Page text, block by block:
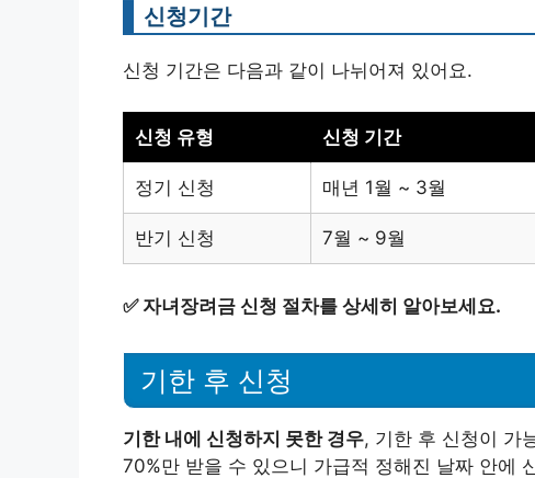
신청기간
신청 기간은 다음과 같이 나뉘어져 있어요.
신청 유형 신청 기간
정기 신청 매년 1월 ~ 3월
반기 신청 7월 ~ 9월
✅ 자녀장려금 신청 절차를 상세히 알아보세요.
기한 후 신청
기한 내에 신청하지 못한 경우, 기한 후 신청이 가
70%만 받을 수 있으니 가급적 정해진 날짜 안에